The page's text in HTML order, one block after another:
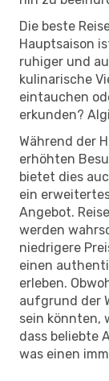
Die beste
Hauptsaison
ruhiger und
kulinarische
eintauchen
erkunden?
Während der
erhöhten
bietet dies
ein
Angebot.
werden
niedrigere
einen
erleben.
aufgrund der
sein könnten,
dass beliebte
was einen